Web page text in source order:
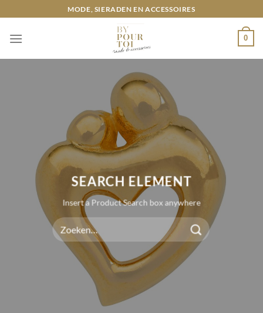
naar
inhoud
MODE, SIERADEN EN ACCESSOIRES
0
SEARCH ELEMENT
Insert a Product Search box anywhere
Zoeken
naar: